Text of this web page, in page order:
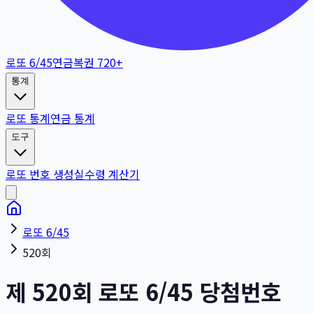
로또 6/45연금복권 720+
통계
로또 통계연금 통계
도구
로또 번호 생성실수령 계산기
로또 6/45
520회
제 520회 로또 6/45 당첨번호